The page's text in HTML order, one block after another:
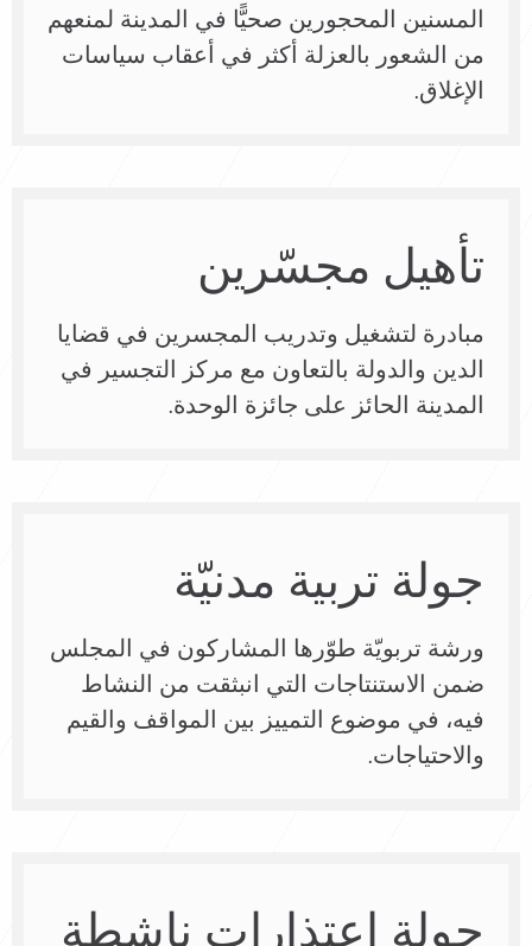
المسنين المحجورين صحيًّا في المدينة لمنعهم
من الشعور بالعزلة أكثر في أعقاب سياسات
الإغلاق.
تأهيل مجسّرين
مبادرة لتشغيل وتدريب المجسرين في قضايا
الدين والدولة بالتعاون مع مركز التجسير في
المدينة الحائز على جائزة الوحدة.
جولة تربية مدنيّة
ورشة تربويّة طوّرها المشاركون في المجلس
ضمن الاستنتاجات التي انبثقت من النشاط
فيه، في موضوع التمييز بين المواقف والقيم
والاحتياجات.
جولة اعتذارات ناشطة